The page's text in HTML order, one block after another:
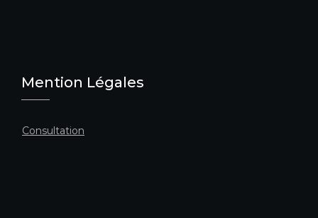
Mention Légales
Consultation